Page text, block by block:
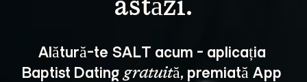
Alătură-te SALT acum - aplicația
Baptist Dating gratuită, premiată App